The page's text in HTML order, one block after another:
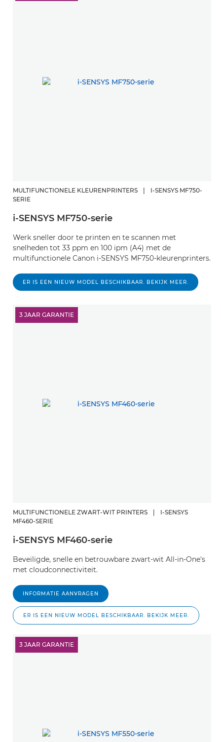
MULTIFUNCTIONELE KLEURENPRINTERS
I-SENSYS MF750-
SERIE
i-SENSYS MF750-serie
Werk sneller door te printen en te scannen met
snelheden tot 33 ppm en 100 ipm (A4) met de
multifunctionele Canon i-SENSYS MF750-kleurenprinters.
ER IS EEN NIEUW MODEL BESCHIKBAAR. BEKIJK MEER.
3 JAAR GARANTIE
MULTIFUNCTIONELE ZWART-WIT PRINTERS
I-SENSYS
MF460-SERIE
i-SENSYS MF460-serie
Beveiligde, snelle en betrouwbare zwart-wit All-in-One's
met cloudconnectiviteit.
INFORMATIE AANVRAGEN
ER IS EEN NIEUW MODEL BESCHIKBAAR. BEKIJK MEER.
3 JAAR GARANTIE